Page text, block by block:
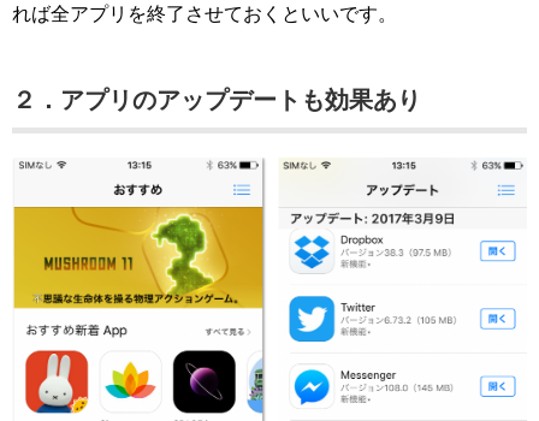
れば全アプリを終了させておくといいです。
２．アプリのアップデートも効果あり